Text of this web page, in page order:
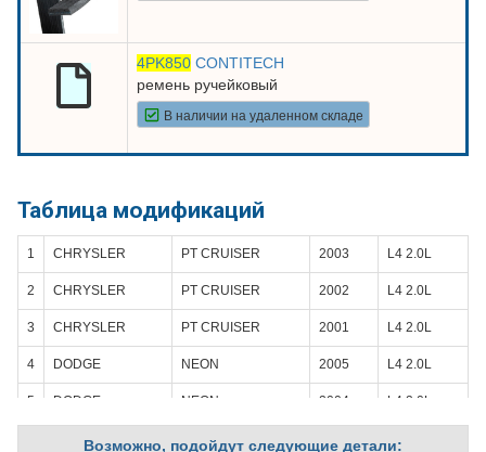
4PK850 CONTITECH
ремень ручейковый
В наличии на удаленном складе
Таблица модификаций
1 CHRYSLER PT CRUISER 2003 L4 2.0L
2 CHRYSLER PT CRUISER 2002 L4 2.0L
3 CHRYSLER PT CRUISER 2001 L4 2.0L
4 DODGE NEON 2005 L4 2.0L
5 DODGE NEON 2004 L4 2.0L
DODGE NEON
Возможно, подойдут следующие детали: